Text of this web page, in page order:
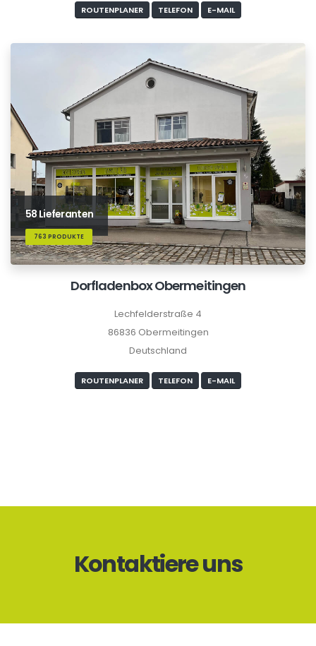
ROUTENPLANER TELEFON E-MAIL
58 Lieferanten
763 PRODUKTE
Dorfladenbox Obermeitingen
Lechfelderstraße 4
86836 Obermeitingen
Deutschland
ROUTENPLANER TELEFON E-MAIL
Kontaktiere uns